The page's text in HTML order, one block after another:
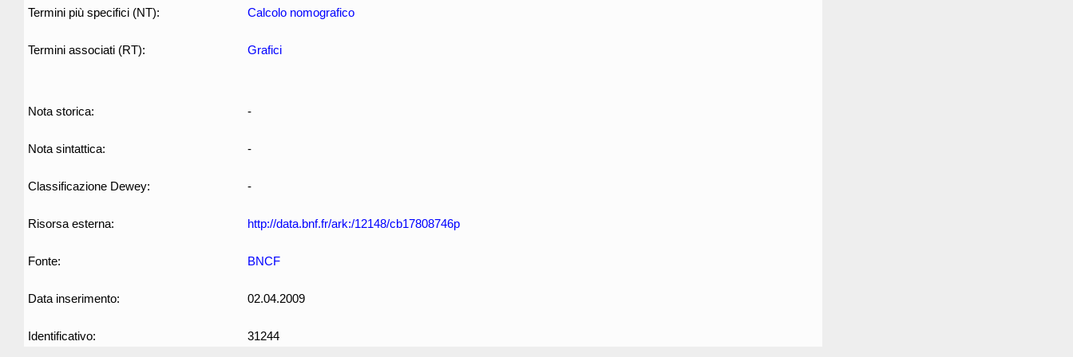
Termini più specifici (NT): Calcolo nomografico
Termini associati (RT): Grafici
Nota storica: -
Nota sintattica: -
Classificazione Dewey: -
Risorsa esterna: http://data.bnf.fr/ark:/12148/cb17808746p
Fonte: BNCF
Data inserimento: 02.04.2009
Identificativo: 31244